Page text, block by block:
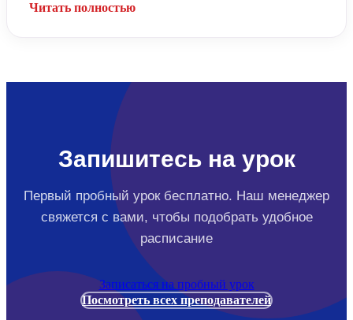
Читать полностью
Запишитесь на урок
Первый пробный урок бесплатно. Наш менеджер
свяжется с вами, чтобы подобрать удобное
расписание
Записаться на пробный урок
Посмотреть всех преподавателей